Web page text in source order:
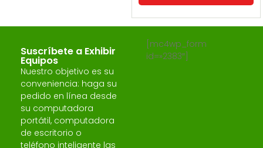
Suscríbete a Exhibir
Equipos
Nuestro objetivo es su
conveniencia: haga su
pedido en línea desde
su computadora
portátil, computadora
de escritorio o
teléfono inteligente las
[mc4wp_form
id=»2383″]